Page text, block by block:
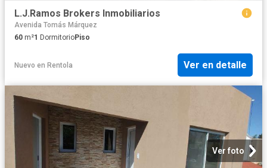
L.J.Ramos Brokers Inmobiliarios
Avenida Tomás Márquez
60 m²1 DormitorioPiso
Nuevo en Rentola Ver en detalle
Ver foto